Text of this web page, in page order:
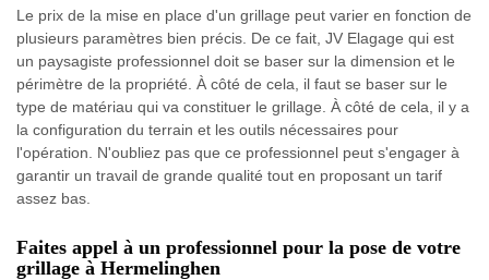
Le prix de la mise en place d'un grillage peut varier en fonction de
plusieurs paramètres bien précis. De ce fait, JV Elagage qui est
un paysagiste professionnel doit se baser sur la dimension et le
périmètre de la propriété. À côté de cela, il faut se baser sur le
type de matériau qui va constituer le grillage. À côté de cela, il y a
la configuration du terrain et les outils nécessaires pour
l'opération. N'oubliez pas que ce professionnel peut s'engager à
garantir un travail de grande qualité tout en proposant un tarif
assez bas.
Faites appel à un professionnel pour la pose de votre
grillage à Hermelinghen